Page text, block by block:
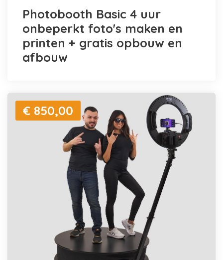
Photobooth Basic 4 uur
onbeperkt foto's maken en
printen + gratis opbouw en
afbouw
€ 850,00